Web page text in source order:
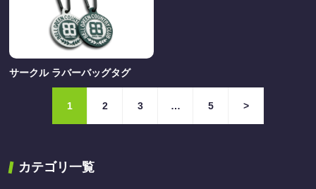
カテゴリ一覧
サークル ラバーバッグタグ
1 2 3 … 5 >